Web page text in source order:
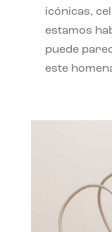
icónicas,
estamos
puede
este